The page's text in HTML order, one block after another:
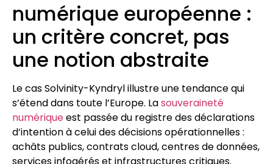
numérique européenne :
un critère concret, pas
une notion abstraite
Le cas Solvinity-Kyndryl illustre une tendance qui
s’étend dans toute l’Europe. Lasouveraineté
numériqueest passée du registre des déclarations
d’intention à celui des décisions opérationnelles :
achâts publics, contrats cloud, centres de données,